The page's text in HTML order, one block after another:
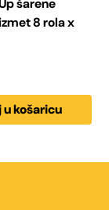
šarene
8 rola x
u košaricu